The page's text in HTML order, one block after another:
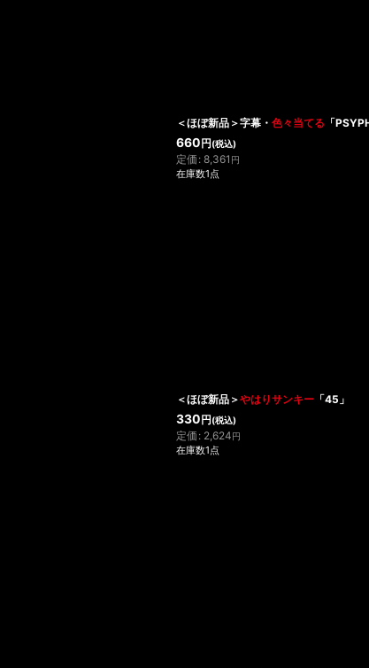
＜ほぼ新品＞字幕・ 色々当てる 「
660 円 (税込)
定価 : 8,361 円
在庫数1点
＜ほぼ新品＞やはりサンキー 「45」
330 円 (税込)
定価 : 2,624円
在庫数1点